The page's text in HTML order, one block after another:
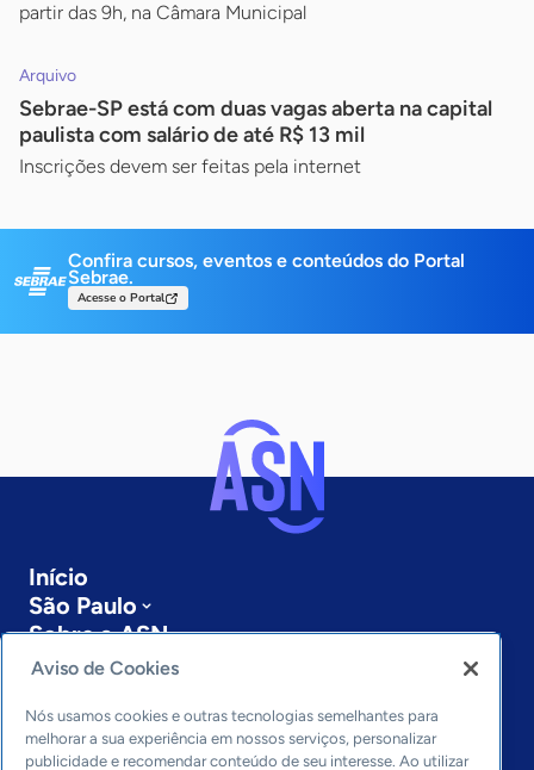
partir das 9h, na Câmara Municipal
Arquivo
Sebrae-SP está com duas vagas aberta na capital
paulista com salário de até R$ 13 mil
Inscrições devem ser feitas pela internet
Confira cursos, eventos e conteúdos do Portal
Sebrae.
Acesse o Portal
Início
São Paulo
Sobre a ASN
Últimas notícias
Editorias
Aviso de Cookies
Nós usamos cookies e outras tecnologias semelhantes para
melhorar a sua experiência em nossos serviços, personalizar
publicidade e recomendar conteúdo de seu interesse. Ao utilizar